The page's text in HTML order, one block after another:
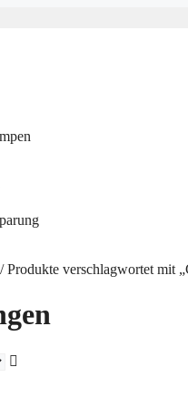
/ Produkte verschlagwortet mit